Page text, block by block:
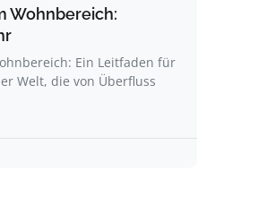
Wohnbereich:
Ein Leitfaden für
Welt, die von Überfluss